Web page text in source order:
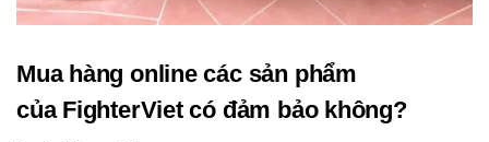
Mua hàng online các sản phẩm
của FighterViet có đảm bảo không?